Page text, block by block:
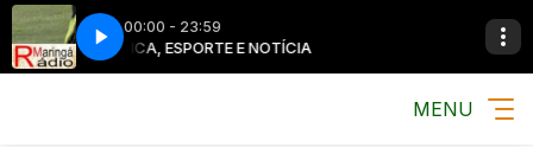
00:00 - 23:59
MÚSICA, ESPORTE E NOTÍCIA MÚSICA,
MENU